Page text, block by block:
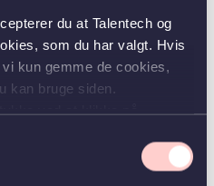
du at Talentech og
som du har valgt. Hvis
kun gemme de cookies,
kan bruge siden.